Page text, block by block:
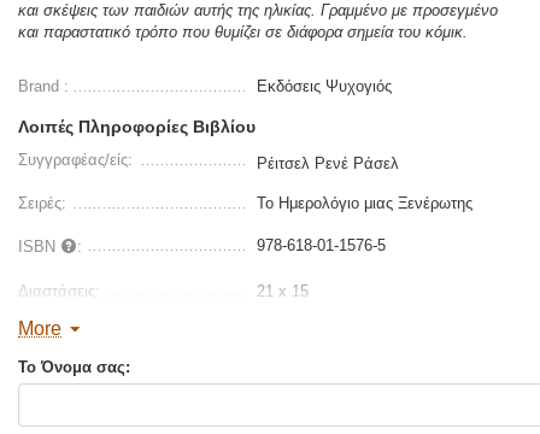
και σκέψεις των παιδιών αυτής της ηλικίας. Γραμμένο με προσεγμένο
και παραστατικό τρόπο που θυμίζει σε διάφορα σημεία του κόμικ.
Brand : Εκδόσεις Ψυχογιός
Λοιπές Πληροφορίες Βιβλίου
Συγγραφέας/είς: Ρέιτσελ Ρενέ Ράσελ
Σειρές: Το Ημερολόγιο μιας Ξενέρωτης
ISBN : 978-618-01-1576-5
Διαστάσεις: 21 x 15
Σελίδες :
Τύπος Εξωφύλλου:
More
Το Όνομα σας: